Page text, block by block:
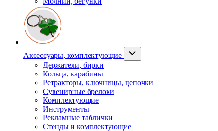
Аксессуары, комплектующие
Держатели, бирки
Кольца, карабины
Ретракторы, ключницы, цепочки
Сувенирные брелоки
Комплектующие
Инструменты
Рекламные таблички
Стенды и комплектующие